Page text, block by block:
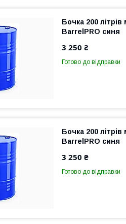
Бочка 200
BarrelPRO синя
3 250 ₴
Готово до відправки
Бочка 200
BarrelPRO синя
3 250 ₴
Готово до відправки